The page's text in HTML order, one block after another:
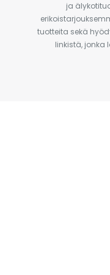
ja
tuotteita sekä
linkistä, jonka